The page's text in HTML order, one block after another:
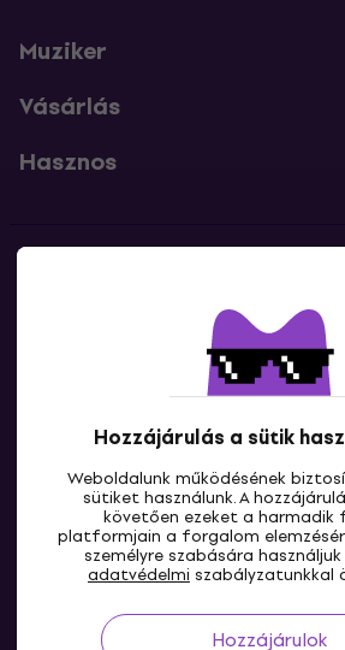
Hozzájárulás a sütik
Weboldalunk működésének
sütiket használunk. A
követően ezeket a harmadik
platformjain a forgalom
személyre szabására
adatvédelmi szabályzatunkkal
Hozzájárulok
Muziker
Vásárlás
Hasznos
Lépj kapcsolatba
HU